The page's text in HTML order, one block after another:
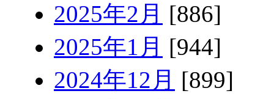
2025年2月 [886]
2025年1月 [944]
2024年12月 [899]